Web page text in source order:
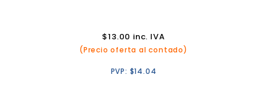
$13.00 inc. IVA
(Precio oferta al contado)
PVP: $14.04